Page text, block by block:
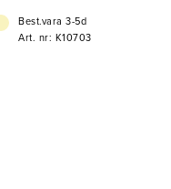
Best.vara 3-5d
Art. nr: K10703